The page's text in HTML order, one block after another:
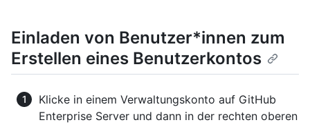
Einladen von Benutzer*innen zum
Erstellen eines Benutzerkontos
Klicke in einem Verwaltungskonto auf GitHub
Enterprise Server und dann in der rechten oberen